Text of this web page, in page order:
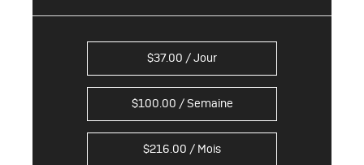
$37.00 / Jour
$100.00 / Semaine
$216.00 / Mois